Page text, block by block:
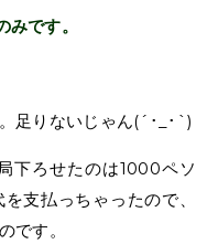
です。
足りないじゃん(´･_･`)
下ろせたのは1000ペソ
支払っちゃったので、
です。